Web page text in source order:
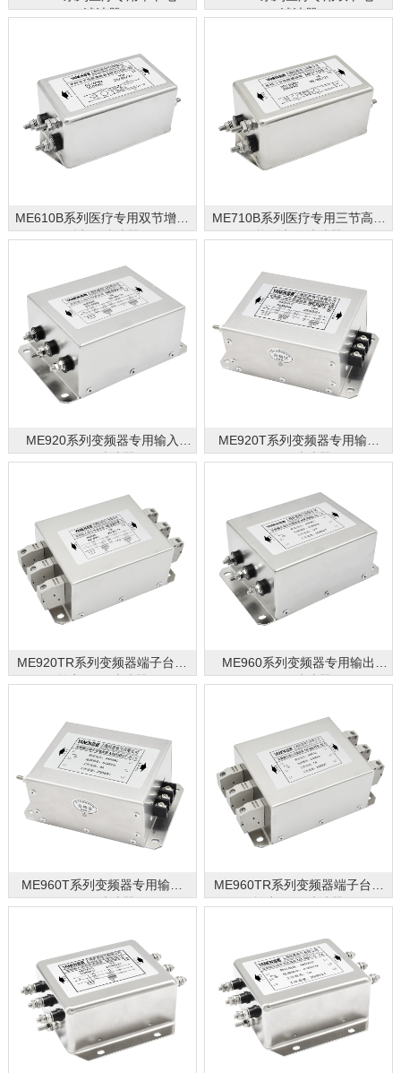
滤波器
滤波器
ME610B系列医疗专用双节增强
型电源滤波器
ME710B系列医疗专用三节高性
能型电源滤波器
ME920系列变频器专用输入
EMC滤波器
ME920T系列变频器专用输入
EMC滤波器
ME920TR系列变频器端子台式
输入EMC滤波器
ME960系列变频器专用输出
EMC滤波器
ME960T系列变频器专用输出
EMC滤波器
ME960TR系列变频器端子台式
输出EMC滤波器